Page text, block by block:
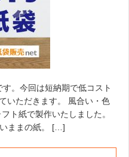
。今回は短納期で低コスト
いただきます。 風合い・色
ト紙で製作いたしました。
ままの紙。 […]